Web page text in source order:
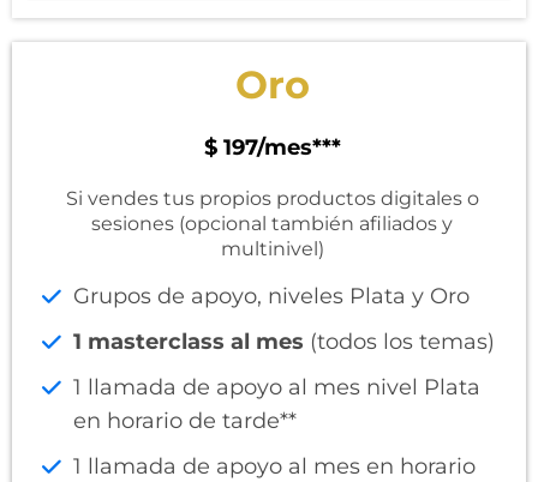
Oro
$ 197/mes***
Si vendes tus propios productos digitales o
sesiones (opcional también afiliados y
multinivel)
Grupos de apoyo, niveles Plata y Oro
1 masterclass al mes (todos los temas)
1 llamada de apoyo al mes nivel Plata
en horario de tarde**
1 llamada de apoyo al mes en horario